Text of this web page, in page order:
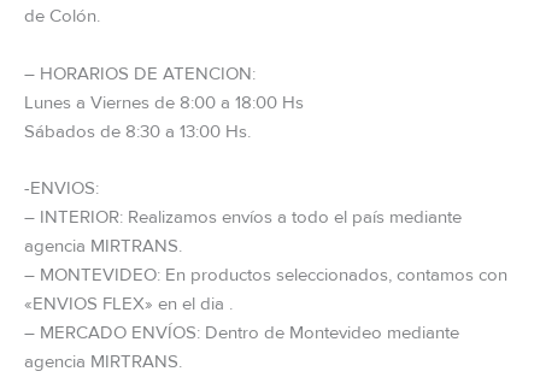
de Colón.
– HORARIOS DE ATENCION:
Lunes a Viernes de 8:00 a 18:00 Hs
Sábados de 8:30 a 13:00 Hs.
-ENVIOS:
– INTERIOR: Realizamos envíos a todo el país mediante
agencia MIRTRANS.
– MONTEVIDEO: En productos seleccionados, contamos con
«ENVIOS FLEX» en el dia .
– MERCADO ENVÍOS: Dentro de Montevideo mediante
agencia MIRTRANS.